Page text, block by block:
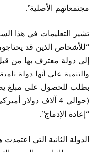
مجتمعاتهم الأصلية”.
تشير التعليمات في هذا
“للأشخاص الذين قد
إلى دولة معترف بها من
والتنمية على أنها دولة
بطلب للحصول على مبلغ
(حوالي 4 آلاف
“إعادة الإدماج”.
الدولة الثانية التي